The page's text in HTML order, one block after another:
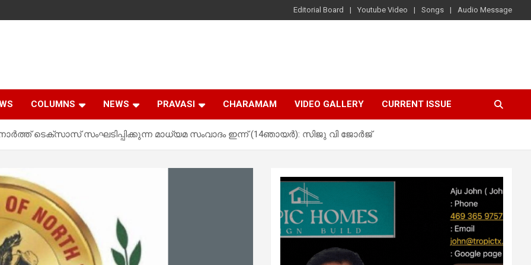
Editorial Board Youtube Video Songs Audio Message
COLUMNS NEWS PRAVASI CHARAMAM VIDEO GALLERY CURRENT ISSUE
ടെക്സാസ് സംഘടിപ്പിക്കുന്ന മാധ്യമ സംവാദം ഇന്ന് (14ഞായർ): സിജു വി ജോർജ്